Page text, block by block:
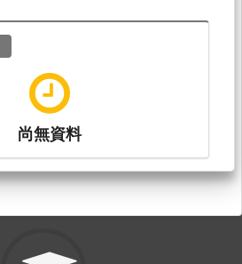
尚無資料